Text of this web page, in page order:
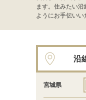
ます。住みたい
ようにお手伝いい
沿
宮城県